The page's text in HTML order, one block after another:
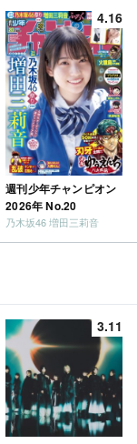
4.16
週刊少年チャンピオン
2026年 No.20
乃木坂46 増田三莉音
3.11